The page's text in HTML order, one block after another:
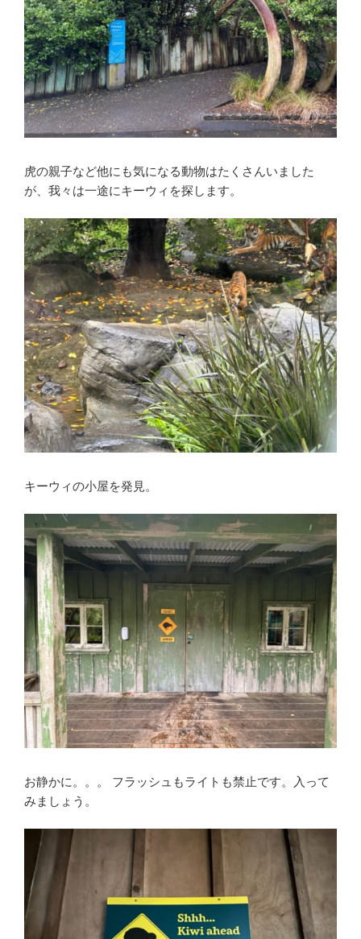
虎の親子など他にも気になる動物はたくさんいました
が、我々は一途にキーウィを探します。
キーウィの小屋を発見。
お静かに。。。 フラッシュもライトも禁止です。入って
みましょう。